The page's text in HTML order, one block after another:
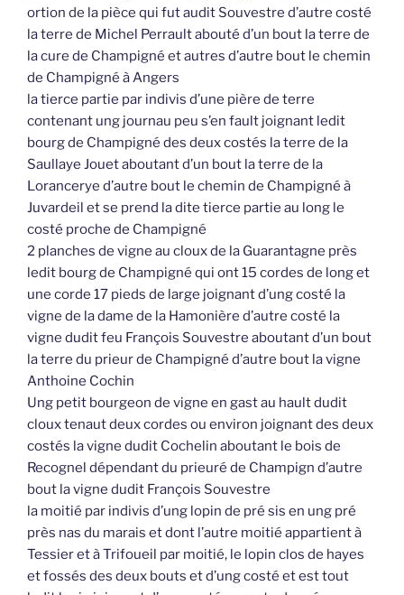
ortion de la pièce qui fut audit Souvestre d’autre costé
la terre de Michel Perrault abouté d’un bout la terre de
la cure de Champigné et autres d’autre bout le chemin
de Champigné à Angers
la tierce partie par indivis d’une pière de terre
contenant ung journau peu s’en fault joignant ledit
bourg de Champigné des deux costés la terre de la
Saullaye Jouet aboutant d’un bout la terre de la
Lorancerye d’autre bout le chemin de Champigné à
Juvardeil et se prend la dite tierce partie au long le
costé proche de Champigné
2 planches de vigne au cloux de la Guarantagne près
ledit bourg de Champigné qui ont 15 cordes de long et
une corde 17 pieds de large joignant d’ung costé la
vigne de la dame de la Hamonière d’autre costé la
vigne dudit feu François Souvestre aboutant d’un bout
la terre du prieur de Champigné d’autre bout la vigne
Anthoine Cochin
Ung petit bourgeon de vigne en gast au hault dudit
cloux tenaut deux cordes ou environ joignant des deux
costés la vigne dudit Cochelin aboutant le bois de
Recognel dépendant du prieuré de Champign d’autre
bout la vigne dudit François Souvestre
la moitié par indivis d’ung lopin de pré sis en ung pré
près nas du marais et dont l’autre moitié appartient à
Tessier et à Trifoueil par moitié, le lopin clos de hayes
et fossés des deux bouts et d’ung costé et est tout